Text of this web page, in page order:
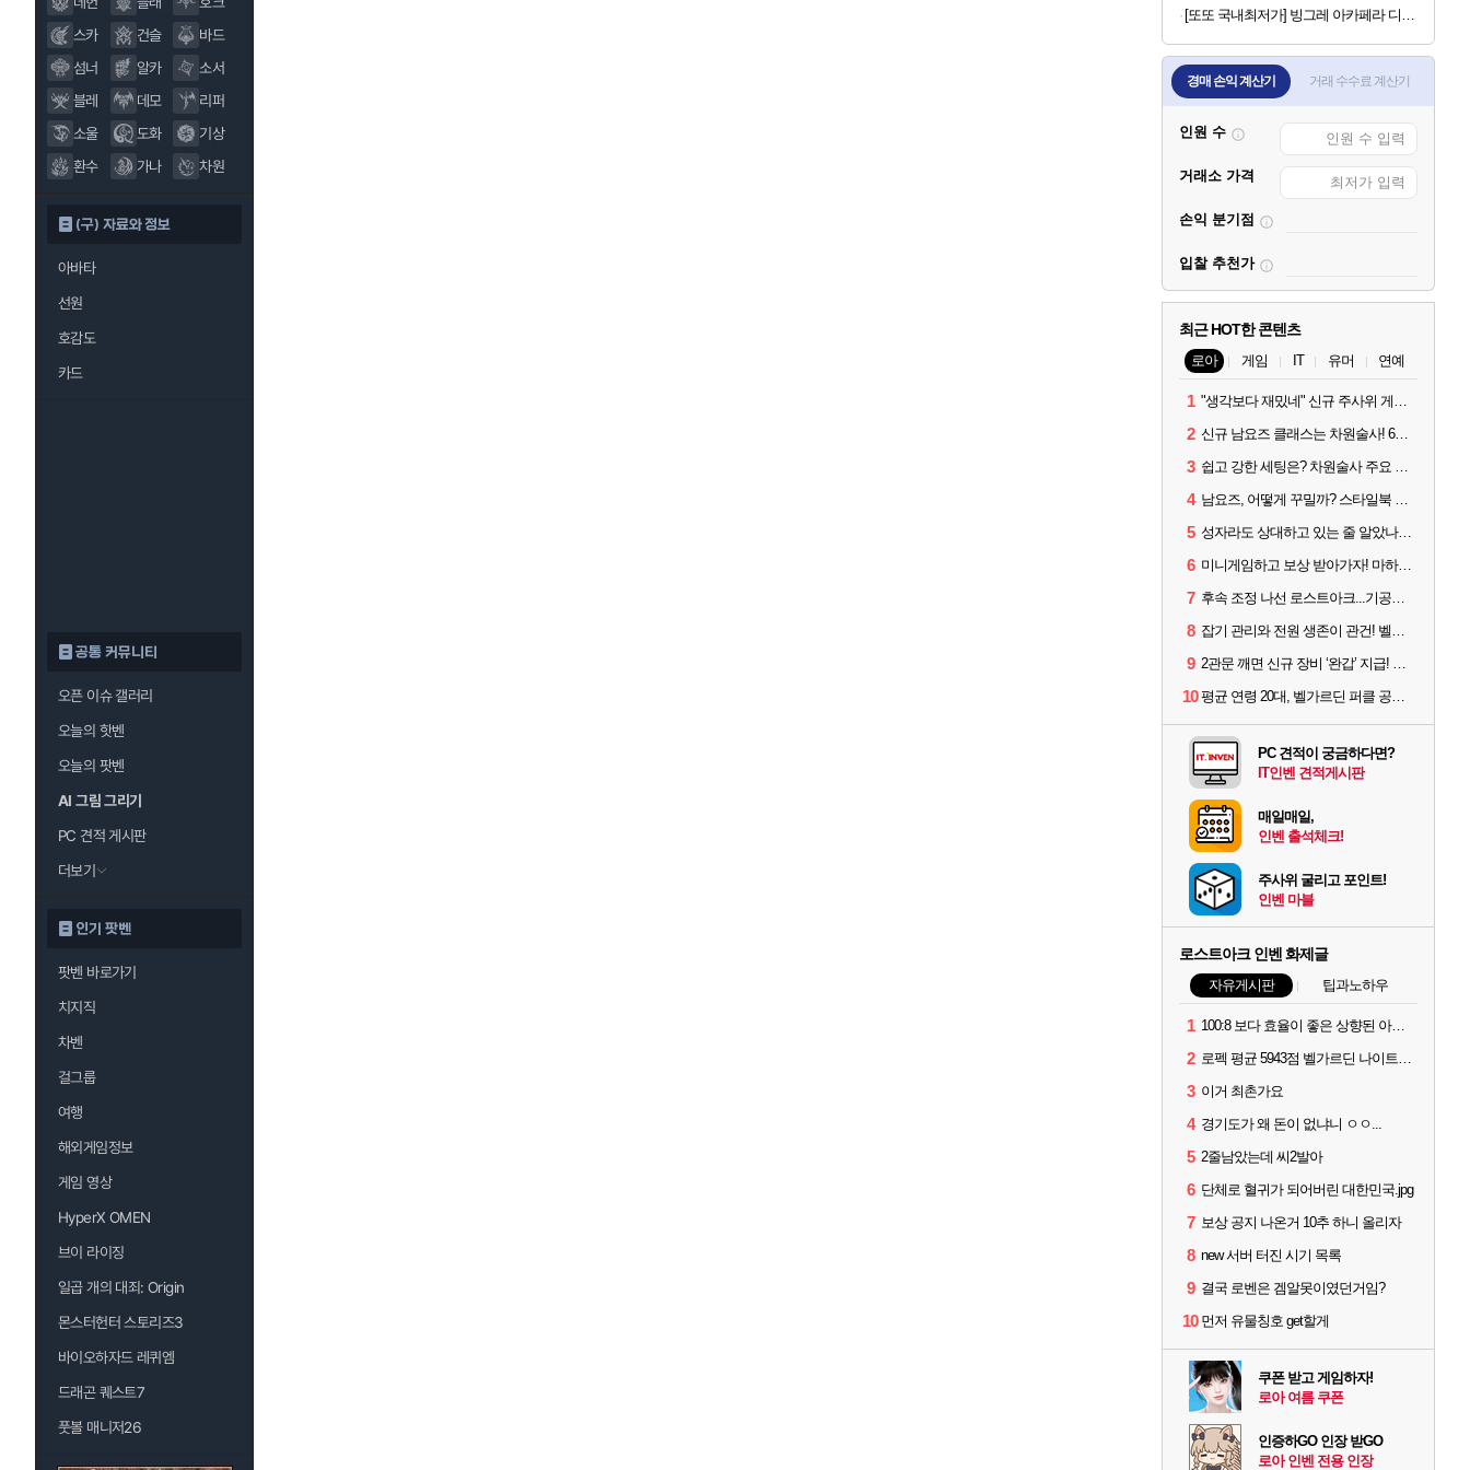
스카
건슬
바드
섬너
알카
소서
블레
데모
리퍼
소울
도화
기상
환수
가나 차원
(구) 자료와 정보
아바타
선원
호감도
카드
공통 커뮤니티
오픈 이슈 갤러리
오늘의 핫벤
오늘의 팟벤
AI 그림 그리기
PC 견적 게시판
더보기
인기 팟벤
팟벤 바로가기
치지직
차벤
걸그룹
여행
해외게임정보
게임 영상
HyperX OMEN
브이 라이징
일곱 개의 대죄: Origin
몬스터헌터 스토리즈3
바이오하자드 레퀴엠
드래곤 퀘스트7
풋볼 매니저26
[또또 국내최저가] 빙그레 아카페라 디카페인 아메리카노 400ml x 20개
경매 손익 계산기 거래 수수료 계산기
인원 수
거래소 가격
손익 분기점
입찰 추천가
최근 HOT한 콘텐츠
로아 게임 IT 유머 연예
1 "생각보다 재밌네" 신규 주사위 게임 티카투카 호평
2 신규 남요즈 클래스는 차원술사! 6월 20일 로아온 썸머 정리
3 쉽고 강한 세팅은? 차원술사 주요 빌드와 스킬 코드
4 남요즈, 어떻게 꾸밀까? 스타일북 인기 차원술사 커스터마이즈
5 성자라도 상대하고 있는 줄 알았나? 벨가르딘 이모저모
6 미니게임하고 보상 받아가자! 마하라카 썸머 캠프 할 일은?
7 후속 조정 나선 로스트아크...기공사, 차원술사 하향
8 잡기 관리와 전원 생존이 관건! 벨가르딘 유물 칭호 획득방법 정리
9 2관문 깨면 신규 장비 ‘완갑’ 지급! 그림자 레이드 벨가르딘 공개
10 평균 연령 20대, 벨가르딘 퍼클 공대 '영로티'를 만나다
PC 견적이 궁금하다면?
IT인벤 견적게시판
매일매일,
인벤 출석체크!
주사위 굴리고 포인트!
인벤 마블
로스트아크 인벤 화제글
자유게시판 팁과노하우
1 100:8 보다 효율이 좋은 상향된 아제나 ㄷㄷ
2 로펙 평균 5943점 벨가르딘 나이트메어 1관 클리어
3 이거 최촌가요
4 경기도가 왜 돈이 없냐니 ㅇㅇ...
5 2줄남았는데 씨2발아
6 단체로 혈귀가 되어버린 대한민국.jpg
7 보상 공지 나온거 10추 하니 올리자
8 new 서버 터진 시기 목록
9 결국 로벤은 겜알못이였던거임?
10 먼저 유물칭호 get할게
쿠폰 받고 게임하자!
로아 여름 쿠폰
인증하GO 인장 받GO
로아 인벤 전용 인장